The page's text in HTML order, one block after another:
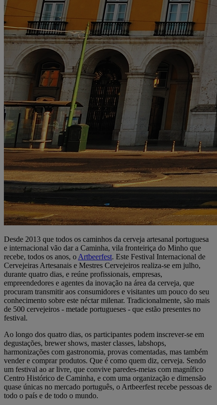
Desde 2013 que todos os caminhos da cerveja artesanal portuguesa
e internacional vão dar a Caminha, vila fronteiriça do Minho que
recebe, todos os anos, o Artbeerfest. Este Festival Internacional de
Cervejeiras Artesanais e Mestres Cervejeiros realiza-se em julho,
durante quatro dias, e reúne profissionais, empresas,
empreendedores e agentes da inovação na área da cerveja, que
procuram transmitir aos consumidores e visitantes um pouco do seu
conhecimento sobre este néctar milenar. Tradicionalmente, são mais
de 500 cervejeiros - metade portugueses - que estão presentes no
festival.
Ao longo dos quatro dias, os participantes podem inscrever-se em
degustações, brewer shows, master classes, labshops,
harmonizações com gastronomia, provas comentadas, mas também
vender e comprar produtos. Que é como quem diz, cerveja. Sendo
um festival ao ar livre, que convive paredes-meias com magnífico
Centro Histórico de Caminha, e com uma organização e dimensão
quase únicas no mercado português, o Artbeerfest recebe pessoas de
todo o país e de todo o mundo.